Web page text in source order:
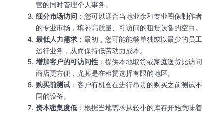
营的同时管理个人事务。
细分市场访问 ：您可以迎合当地业余和专业图像制作者
的专业市场，填补高质量、可访问的租赁设备的空白。
最低人力需求 ：最初，您可能能够单独或以最少的员工
运行业务，从而保持低劳动力成本。
增加客户的可访问性 ：提供本地取货或家庭送货比访问
商店更方便，尤其是在租赁选择有限的地区。
购买前测试 ：客户有机会在进行昂贵的购买之前测试不
同的设备。
资本密集度低 ：根据当地需求从较小的库存开始意味着